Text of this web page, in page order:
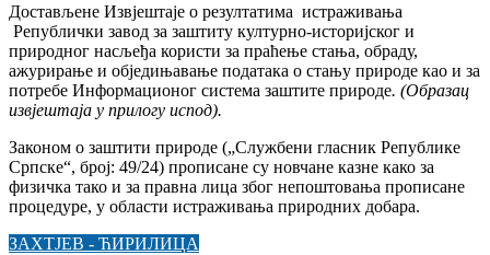
Достављене Извјештаје о резултатима истраживања
Републички завод за заштиту културно-историјског и
природног насљеђа користи за праћење стања, обраду,
ажурирање и обједињавање података о стању природе као и за
потребе Информационог система заштите природе. (Образац
извјештаја у прилогу испод).
Законом о заштити природе („Службени гласник Републике
Српске“, број: 49/24) прописане су новчане казне како за
физичка тако и за правна лица због непоштовања прописане
процедуре, у области истраживања природних добара.
ЗАХТЈЕВ - ЋИРИЛИЦА